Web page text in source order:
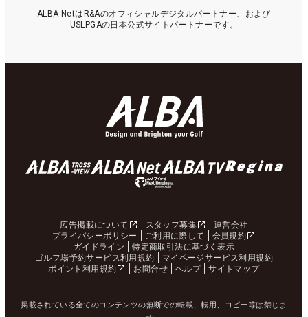
ALBA NetはR&Aのオフィシャルデジタルパートナー、および
USLPGAの日本公式サイトパートナーです。
広告掲載について スタッフ募集
運営会社
プライバシーポリシー
ご利用に際して
会員規約
ガイドライン
特定商取引法に基づく表示
ゴルフ場予約サービス利用規約
マイページサービス利用規約
ポイント利用規約
お問合せ ヘルプ サイトマップ
掲載されている全てのコンテンツの無断での転載、転用、コピー等は禁じま